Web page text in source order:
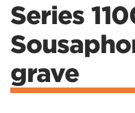
Series
grave